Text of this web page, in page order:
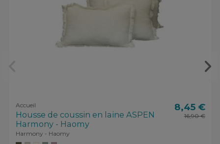
Accueil
Housse de coussin en laine ASPEN
Harmony - Haomy
Harmony - Haomy
8,45 €
16,90 €